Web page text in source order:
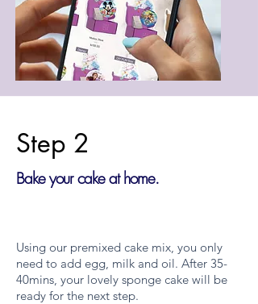
Step 2
Bake your cake at home.
Using our premixed cake mix, you only
need to add egg, milk and oil. After 35-
40mins, your lovely sponge cake will be
ready for the next step.